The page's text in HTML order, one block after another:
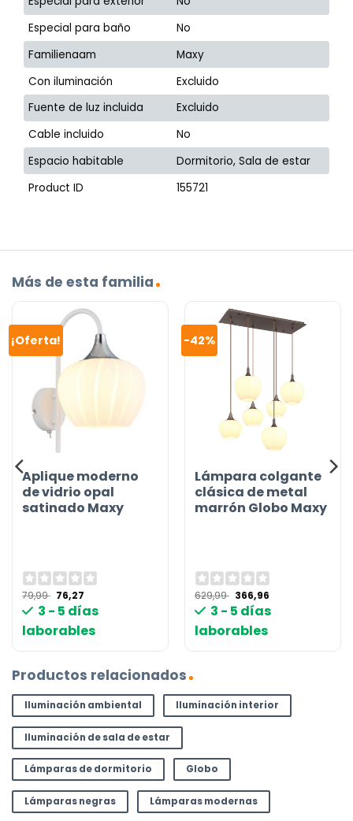
Especial para baño
No
Familienaam
Maxy
Con iluminación
Excluido
Fuente de luz incluida
Excluido
Cable incluido
No
Espacio habitable
Dormitorio, Sala de estar
Product ID
155721
Más de esta familia
¡Oferta!
Aplique moderno
de vidrio opal
satinado Maxy
79,99 El
precio
original
era:
79,99 €.
76,27
actual
76,27 €.
3 - 5 días
laborables
-42%
Lámpara colgante
clásica de metal
marrón Globo Maxy
629,99 El
precio
original
era:
629,99 €.
366,96
actual
3 - 5 días
laborables
Productos relacionados
Iluminación ambiental Iluminación interior
Iluminación de sala de estar
Lámparas de dormitorio Globo
Lámparas negras Lámparas modernas